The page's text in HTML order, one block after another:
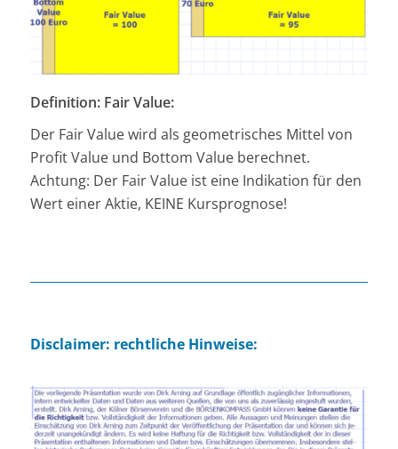
Definition: Fair Value:
Der Fair Value wird als geometrisches Mittel von
Profit Value und Bottom Value berechnet.
Achtung: Der Fair Value ist eine Indikation für den
Wert einer Aktie, KEINE Kursprognose!
Disclaimer: rechtliche Hinweise: